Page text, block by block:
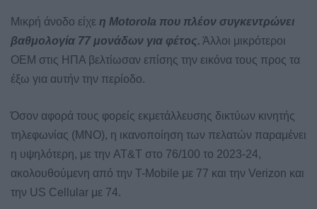
Μικρή άνοδο είχε η Motorola που πλέον συγκεντρώνει
βαθμολογία 77 μονάδων για φέτος. Άλλοι μικρότεροι
OEM στις ΗΠΑ βελτίωσαν επίσης την εικόνα τους προς τα
έξω για αυτήν την περίοδο.
Όσον αφορά τους φορείς εκμετάλλευσης δικτύων κινητής
τηλεφωνίας (MNO), η ικανοποίηση των πελατών παραμένει
η υψηλότερη, με την AT&T στο 76/100 το 2023-24,
ακολουθούμενη από την T-Mobile με 77 και την Verizon και
την US Cellular με 74.